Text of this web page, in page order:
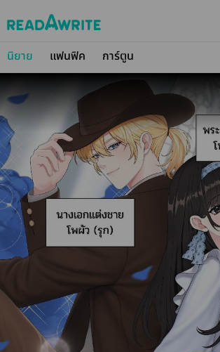
นิยาย แฟนฟิค การ์ตูน